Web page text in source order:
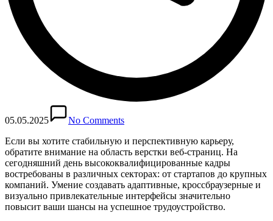
05.05.2025
No Comments
Если вы хотите стабильную и перспективную карьеру,
обратите внимание на область верстки веб-страниц. На
сегодняшний день высококвалифицированные кадры
востребованы в различных секторах: от стартапов до крупных
компаний. Умение создавать адаптивные, кроссбраузерные и
визуально привлекательные интерфейсы значительно
повысит ваши шансы на успешное трудоустройство.